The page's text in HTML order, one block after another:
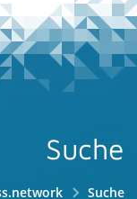
Suche
Suche